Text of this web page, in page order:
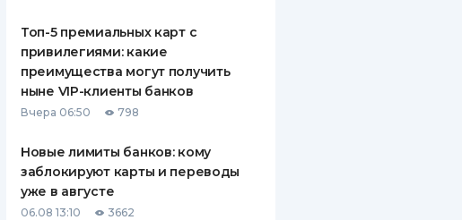
ОТЗЫВЫ О СТРАХОВЫХ
КОМПАНИЯХ
Топ-5 премиальных карт с
привилегиями: какие
преимущества могут получить
ныне VIP-клиенты банков
Вчера 06:50 798
Новые лимиты банков: кому
заблокируют карты и переводы
уже в августе
06.08 13:10 3662